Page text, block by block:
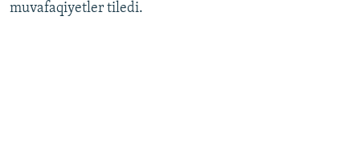
muvafaqiyetler tiledi.